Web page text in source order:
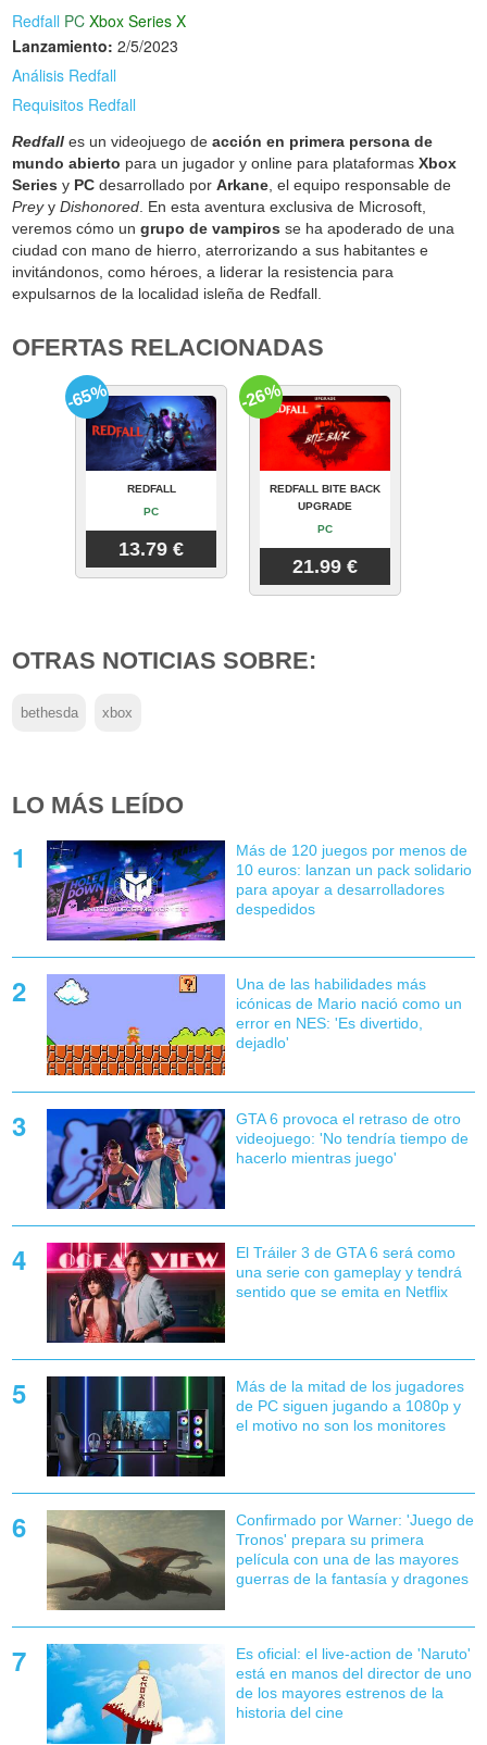
Redfall PC Xbox Series X
Lanzamiento: 2/5/2023
Análisis Redfall
Requisitos Redfall
Redfall es un videojuego deacción en primera persona de
mundo abierto para un jugador y online para plataformasXbox
Series y PC desarrollado porArkane , el equipo responsable de
PreyyDishonored . En esta aventura exclusiva de Microsoft,
veremos cómo ungrupo de vampiros se ha apoderado de una
ciudad con mano de hierro, aterrorizando a sus habitantes e
invitándonos, como héroes, a liderar la resistencia para
expulsarnos de la localidad isleña de Redfall.
OFERTAS RELACIONADAS
REDFALL
PC
13.79 €
-65%
REDFALL BITE BACK
UPGRADE
PC
21.99 €
-26%
OTRAS NOTICIAS SOBRE:
bethesda xbox
LO MÁS LEÍDO
Más de 120 juegos por menos de
10 euros: lanzan un pack solidario
para apoyar a desarrolladores
despedidos
Una de las habilidades más
icónicas de Mario nació como un
error en NES: 'Es divertido,
dejadlo'
GTA 6 provoca el retraso de otro
videojuego: 'No tendría tiempo de
hacerlo mientras juego'
El Tráiler 3 de GTA 6 será como
una serie con gameplay y tendrá
sentido que se emita en Netflix
Más de la mitad de los jugadores
de PC siguen jugando a 1080p y
el motivo no son los monitores
Confirmado por Warner: 'Juego de
Tronos' prepara su primera
película con una de las mayores
guerras de la fantasía y dragones
Es oficial: el live-action de 'Naruto'
está en manos del director de uno
de los mayores estrenos de la
historia del cine